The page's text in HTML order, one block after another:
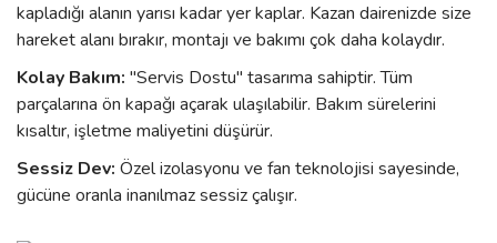
kapladığı alanın yarısı kadar yer kaplar. Kazan dairenizde size
hareket alanı bırakır, montajı ve bakımı çok daha kolaydır.
Kolay Bakım: "Servis Dostu" tasarıma sahiptir. Tüm
parçalarına ön kapağı açarak ulaşılabilir. Bakım sürelerini
kısaltır, işletme maliyetini düşürür.
Sessiz Dev: Özel izolasyonu ve fan teknolojisi sayesinde,
gücüne oranla inanılmaz sessiz çalışır.